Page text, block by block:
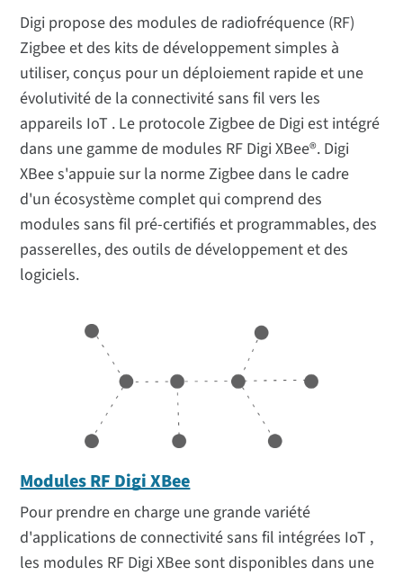
Digi propose des modules de radiofréquence (RF)
Zigbee et des kits de développement simples à
utiliser, conçus pour un déploiement rapide et une
évolutivité de la connectivité sans fil vers les
appareils IoT . Le protocole Zigbee de Digi est intégré
dans une gamme de modules RF Digi XBee®. Digi
XBee s'appuie sur la norme Zigbee dans le cadre
d'un écosystème complet qui comprend des
modules sans fil pré-certifiés et programmables, des
passerelles, des outils de développement et des
logiciels.
Modules RF Digi XBee
Pour prendre en charge une grande variété
d'applications de connectivité sans fil intégrées IoT ,
les modules RF Digi XBee sont disponibles dans une